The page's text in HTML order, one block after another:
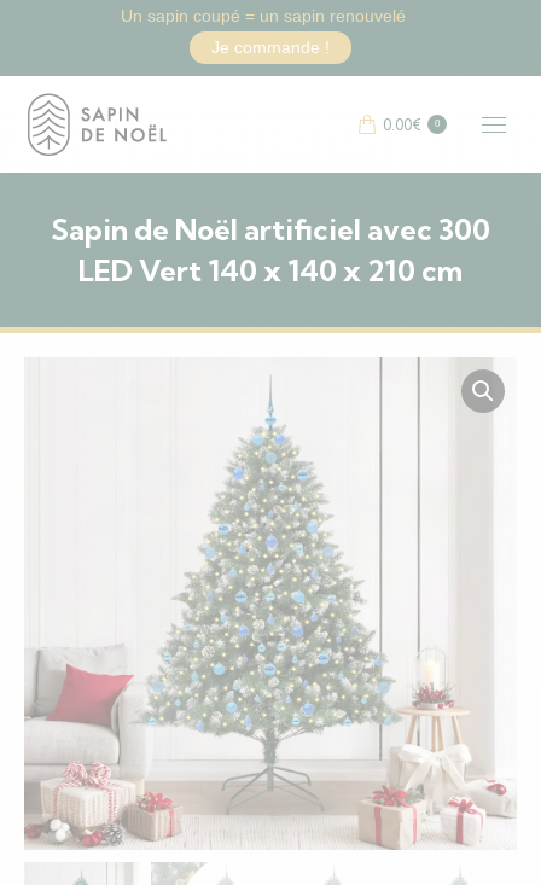
0.00€ 0
Sapin de Noël artificiel avec 300
LED Vert 140 x 140 x 210 cm
Un sapin coupé = un sapin renouvelé
Je commande !